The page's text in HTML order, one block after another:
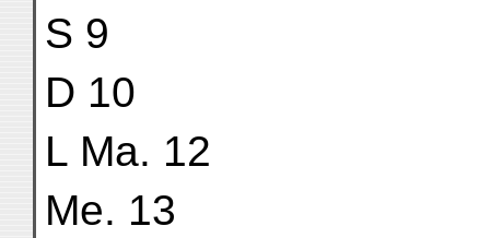
S 9
D 10
L Ma. 12
Me. 13